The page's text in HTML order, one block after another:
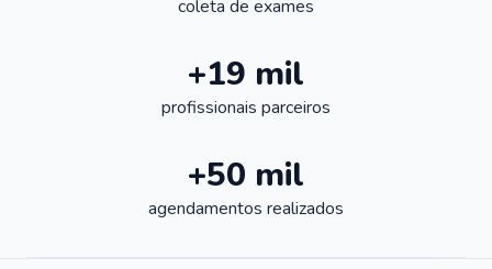
coleta de exames
+19 mil
profissionais parceiros
+50 mil
agendamentos realizados